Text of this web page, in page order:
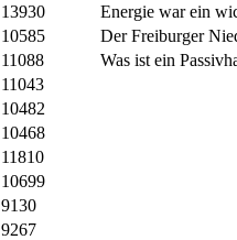
13930
Energie war ein
10585
Der Freiburger
11088
Was ist ein
11043
10482
10468
11810
10699
9130
9267